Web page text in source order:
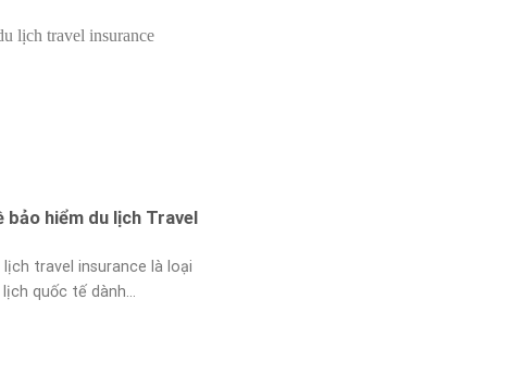
bảo hiểm du lịch Travel
lịch travel insurance là loại
quốc tế dành...